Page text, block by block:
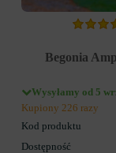
Begonia
Wysyłamy od 5
Kupiony 226 razy
Kod produktu
Dostępność